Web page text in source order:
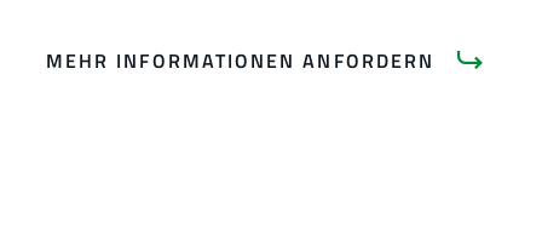
MEHR INFORMATIONEN ANFORDERN